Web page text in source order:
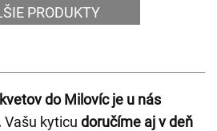
PRODUKTY
do Milovíc je u nás
Vašu kyticu doručíme aj v deň